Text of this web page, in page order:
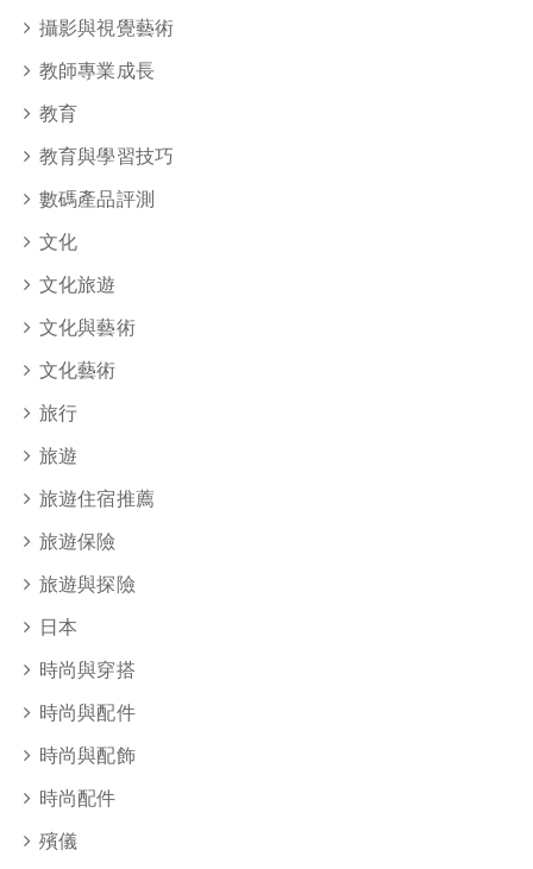
攝影與視覺藝術
教師專業成長
教育
教育與學習技巧
數碼產品評測
文化
文化旅遊
文化與藝術
文化藝術
旅行
旅遊
旅遊住宿推薦
旅遊保險
旅遊與探險
日本
時尚與穿搭
時尚與配件
時尚與配飾
時尚配件
殯儀